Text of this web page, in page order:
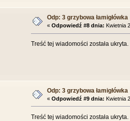
Odp: 3 grzybowa łamigłówka
« Odpowiedź #8 dnia: Kwietnia
Treść tej wiadomości została
Odp: 3 grzybowa łamigłówka
« Odpowiedź #9 dnia: Kwietnia
Treść tej wiadomości została